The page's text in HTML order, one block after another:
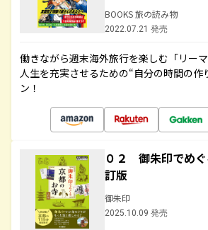
BOOKS 旅の読み物
2022.07.21 発売
働きながら週末海外旅行を楽しむ「リーマ
人生を充実させるための“自分の時間の作
ン！
０２ 御朱印でめ
訂版
御朱印
2025.10.09 発売